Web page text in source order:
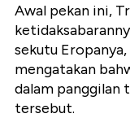
Awal pekan ini,
sekutu
mengatakan
dalam panggilan
tersebut.